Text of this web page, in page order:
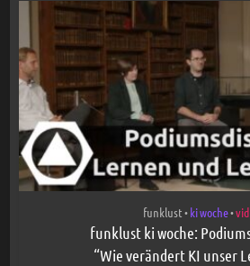
funklust• ki woche•
funklust ki woche:
“Wie verändert KI unser